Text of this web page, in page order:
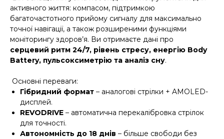
активного життя: компасом, підтримкою
багаточастотного прийому сигналу для максимально
точної навігації, а також розширеними функціями
моніторингу здоров’я. Ви отримаєте дані про
серцевий ритм 24/7, рівень стресу, енергію Body
Battery, пульсоксиметрію та аналіз сну.
Основні переваги:
Гібридний формат – аналогові стрілки + AMOLED-
дисплей.
REVODRIVE – автоматична перекалібровка стрілок
для точності.
Автономність до 18 днів – більше свободи без